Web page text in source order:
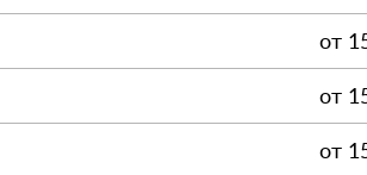
от
от
от